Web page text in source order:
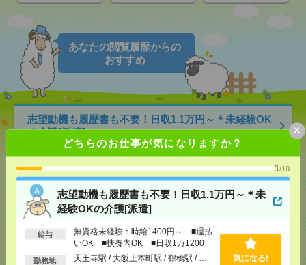
どちらのお仕事が気になりますか？
1/10
志望動機も履歴書も不要！日収1.1万円～＊未
経験OKの介護[派遣]
給与
無資格未経験：時給1400円～ ■週払
いOK ■扶養内OK ■日収1万1200円
以上
勤務地 天王寺駅 / 大阪上本町駅 / 鶴橋駅 / … 気になる!
×
あなたの閲覧履歴からの
おすすめ
志望動機も履歴書も不要！日収1.1万円～＊未経験OK
の介護[派遣]
[給 与]無資格未経験：時給1400円～ ■週払い
OK ■扶養内OK ■日収1万1200円以上
[交通費]交通費全額支給
[勤務地]
天王寺駅/大阪上本町駅/鶴橋駅 / …
説明会参加で全員に【現金2千円相当プレゼント】生
活のお手伝い[派遣]